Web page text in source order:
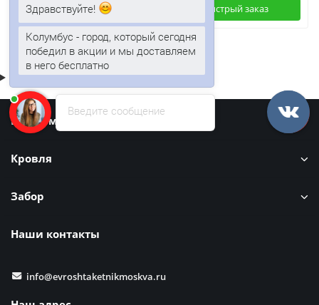
Быстрый заказ Быстрый заказ
Информация
Кровля
Забор
Наши контакты
info@evroshtaketnikmoskva.ru
Введите сообщение
Здравствуйте!
Колумбус - город, который сегодня
победил в акции и мы доставляем
в него бесплатно